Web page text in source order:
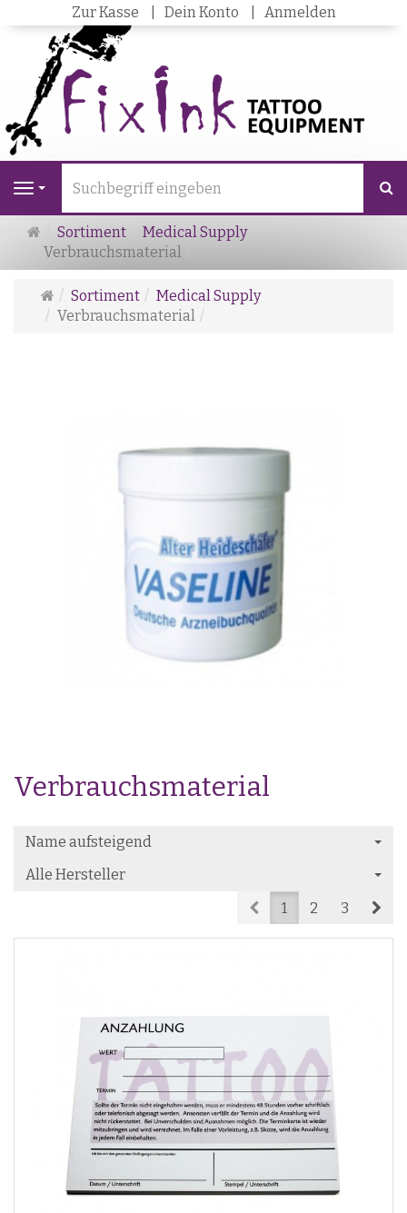
Zur Kasse Dein Konto Anmelden
Navigation
Startseite
Sortiment
Medical Supply
Verbrauchsmaterial
Startseite
Sortiment
Medical Supply
Verbrauchsmaterial
Verbrauchsmaterial
Name aufsteigend
Alle Hersteller
Prev1 2 3